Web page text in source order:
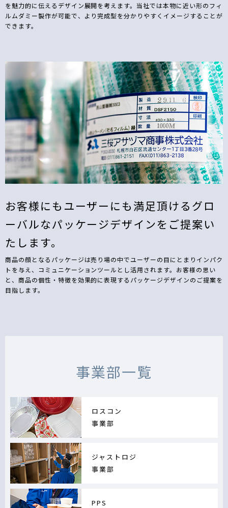
を魅力的に伝えるデザイン展開を考えます。当社では本物に近い形のフィ
ルムダミー製作が可能で、より完成型を分かりやすくイメージすることが
できます。
お客様にもユーザーにも満足頂けるグロ
ーバルなパッケージデザインをご提案い
たします。
商品の顔となるパッケージは売り場の中でユーザーの目にとまりインパク
トを与え、コミュニケーションツールとし活用されます。お客様の思い
と、商品の個性・特徴を効果的に表現するパッケージデザインのご提案を
目指します。
事業部一覧
ロスコン
事業部
ジャストロジ
事業部
PPS